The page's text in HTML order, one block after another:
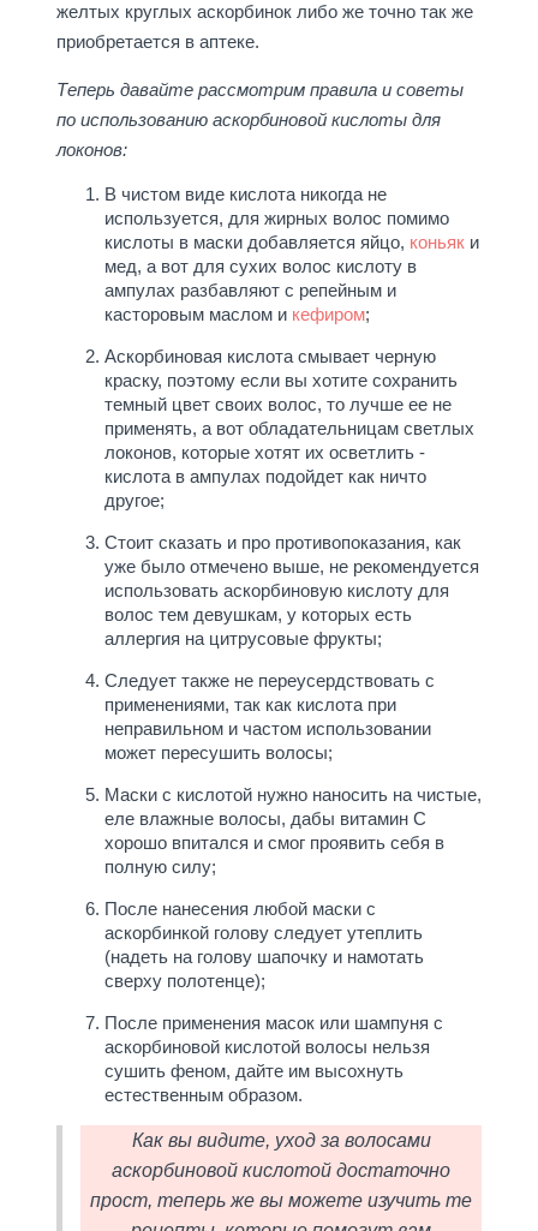
желтых круглых аскорбинок либо же точно так же
приобретается в аптеке.
Теперь давайте рассмотрим правила и советы
по использованию аскорбиновой кислоты для
локонов:
В чистом виде кислота никогда не
используется, для жирных волос помимо
кислоты в маски добавляется яйцо, коньяки
мед, а вот для сухих волос кислоту в
ампулах разбавляют с репейным и
касторовым маслом и кефиром;
Аскорбиновая кислота смывает черную
краску, поэтому если вы хотите сохранить
темный цвет своих волос, то лучше ее не
применять, а вот обладательницам светлых
локонов, которые хотят их осветлить -
кислота в ампулах подойдет как ничто
другое;
Стоит сказать и про противопоказания, как
уже было отмечено выше, не рекомендуется
использовать аскорбиновую кислоту для
волос тем девушкам, у которых есть
аллергия на цитрусовые фрукты;
Следует также не переусердствовать с
применениями, так как кислота при
неправильном и частом использовании
может пересушить волосы;
Маски с кислотой нужно наносить на чистые,
еле влажные волосы, дабы витамин С
хорошо впитался и смог проявить себя в
полную силу;
После нанесения любой маски с
аскорбинкой голову следует утеплить
(надеть на голову шапочку и намотать
сверху полотенце);
После применения масок или шампуня с
аскорбиновой кислотой волосы нельзя
сушить феном, дайте им высохнуть
естественным образом.
Как вы видите, уход за волосами
аскорбиновой кислотой достаточно
прост, теперь же вы можете изучить те